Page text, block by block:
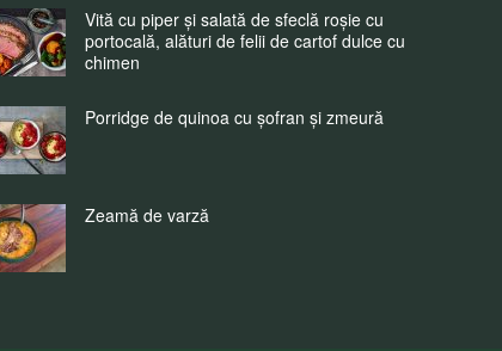
Vită cu piper și salată de sfeclă roșie cu
portocală, alături de felii de cartof dulce cu
chimen
Porridge de quinoa cu șofran și zmeură
Zeamă de varză